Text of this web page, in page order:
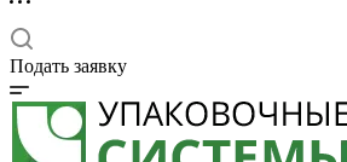
Подать заявку